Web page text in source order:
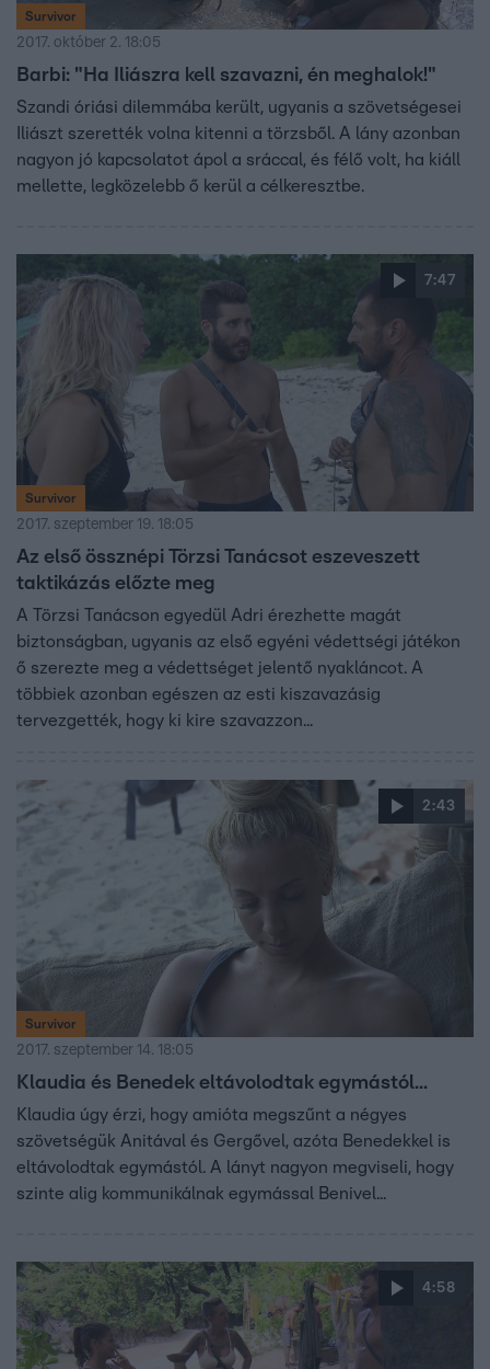
Survivor
2017. október 2. 18:05
Barbi: "Ha Iliászra kell szavazni, én meghalok!"
Szandi óriási dilemmába került, ugyanis a szövetségesei
Iliászt szerették volna kitenni a törzsből. A lány azonban
nagyon jó kapcsolatot ápol a sráccal, és félő volt, ha kiáll
mellette, legközelebb ő kerül a célkeresztbe.
7:47
Survivor
2017. szeptember 19. 18:05
Az első össznépi Törzsi Tanácsot eszeveszett
taktikázás előzte meg
A Törzsi Tanácson egyedül Adri érezhette magát
biztonságban, ugyanis az első egyéni védettségi játékon
ő szerezte meg a védettséget jelentő nyakláncot. A
többiek azonban egészen az esti kiszavazásig
tervezgették, hogy ki kire szavazzon...
2:43
Survivor
2017. szeptember 14. 18:05
Klaudia és Benedek eltávolodtak egymástól...
Klaudia úgy érzi, hogy amióta megszűnt a négyes
szövetségük Anitával és Gergővel, azóta Benedekkel is
eltávolodtak egymástól. A lányt nagyon megviseli, hogy
szinte alig kommunikálnak egymással Benivel...
4:58